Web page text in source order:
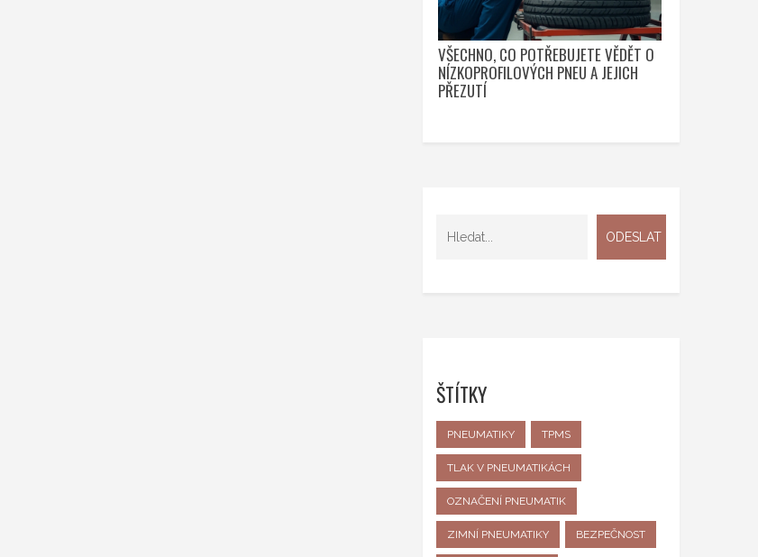
VŠECHNO, CO POTŘEBUJETE VĚDĚT O
NÍZKOPROFILOVÝCH PNEU A JEJICH
PŘEZUTÍ
ŠTÍTKY
PNEUMATIKY TPMS
TLAK V PNEUMATIKÁCH
OZNAČENÍ PNEUMATIK
ZIMNÍ PNEUMATIKY BEZPEČNOST